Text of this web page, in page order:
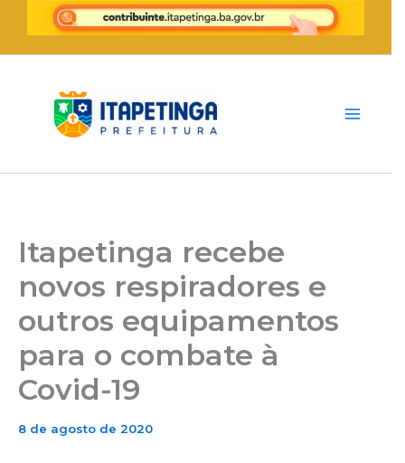
para
conteúdo
Itapetinga recebe
novos respiradores e
outros equipamentos
para o combate à
Covid-19
8 de agosto de 2020